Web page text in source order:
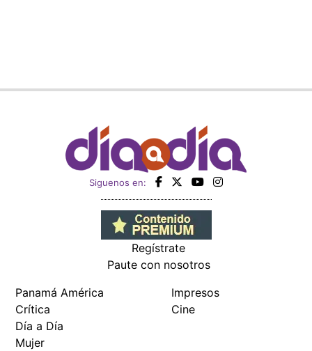
Siguenos en:
Regístrate
Paute con nosotros
Panamá América
Crítica
Día a Día
Mujer
Impresos
Cine